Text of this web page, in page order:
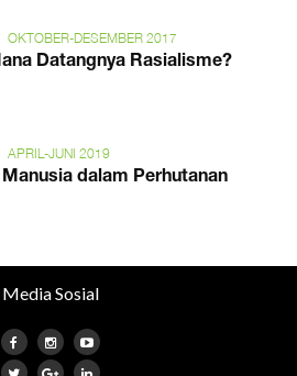
OKTOBER-DESEMBER 2017
Datangnya Rasialisme?
APRIL-JUNI 2019
dalam Perhutanan
Media Sosial